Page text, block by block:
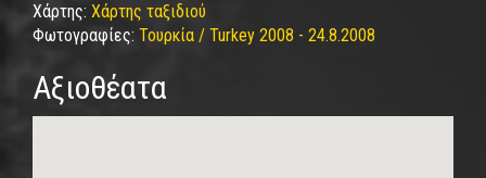
Χάρτης: Χάρτης ταξιδιού
Φωτογραφίες: Τουρκία / Turkey 2008 - 24.8.2008
Αξιοθέατα